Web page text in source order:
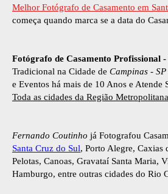
Melhor Fotógrafo de Casamento em
começa quando marca se a data do
Fotógrafo de Casamento Profissional
Tradicional na Cidade de Campinas - SP
e Eventos há mais de 10 Anos e Atende
Toda as cidades da Região
Fernando Coutinho já Fotografou
Santa Cruz do Sul, Porto Alegre, Caxias
Pelotas, Canoas, Gravataí Santa Maria,
Hamburgo, entre outras cidades do Rio